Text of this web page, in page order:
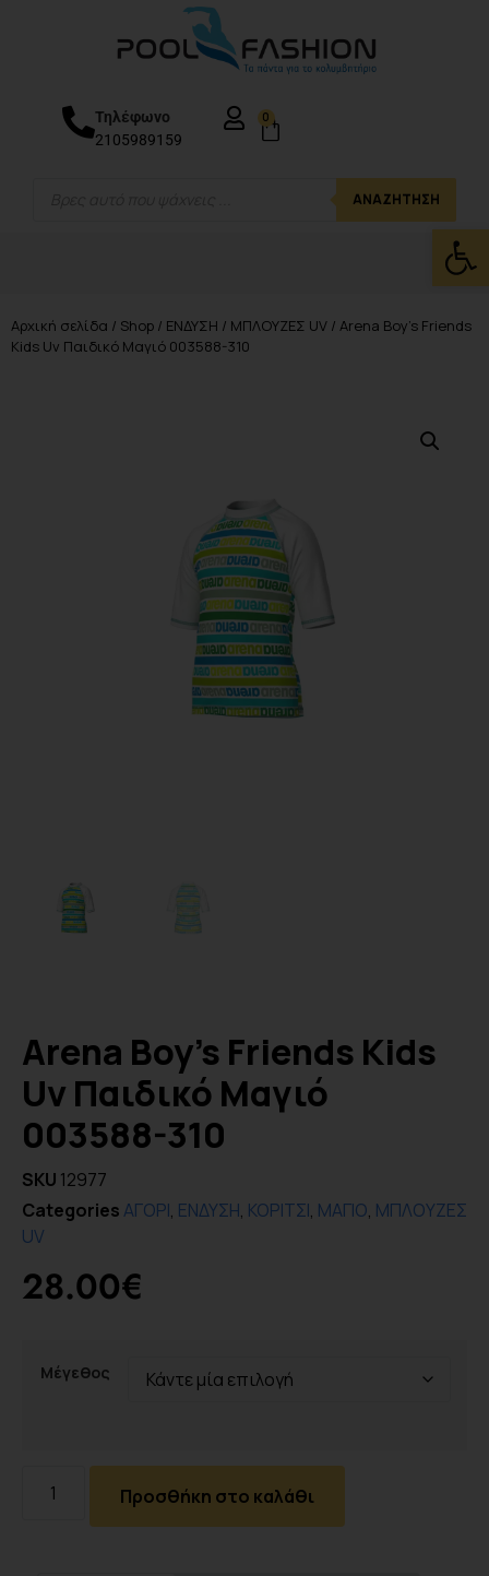
ΑΝΑΖΉΤΗΣΗ
Τηλέφωνο
2105989159
0
Αρχική σελίδα / Shop / ΕΝΔΥΣΗ / ΜΠΛΟΥΖΕΣ UV / Arena Boy’s Friends
Kids Uv Παιδικό Μαγιό 003588-310
Arena Boy’s Friends Kids
Uv Παιδικό Μαγιό
003588-310
SKU 12977
CategoriesΑΓΟΡΙ, ΕΝΔΥΣΗ, ΚΟΡΙΤΣΙ, ΜΑΓΙΟ, ΜΠΛΟΥΖΕΣ
UV
28.00€
Μέγεθος
Προσθήκη στο καλάθι